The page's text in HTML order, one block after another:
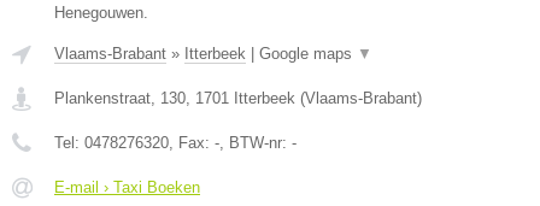
Henegouwen.
Vlaams-Brabant » Itterbeek Google maps ▼
Plankenstraat, 130, 1701 Itterbeek (Vlaams-Brabant)
Tel: 0478276320, Fax: -, BTW-nr: -
E-mail › Taxi Boeken